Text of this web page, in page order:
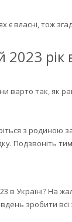
є власні, тож
рік
варто так, як
з родиною
Подзвоніть
Україні? На
зробити